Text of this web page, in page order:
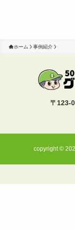
ホーム 事例紹介
〒123-
copyright ©